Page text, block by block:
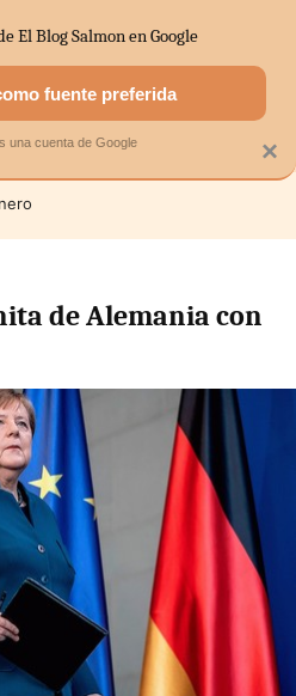
MERCADOS
de Alemania con
×
El Blog Salmon en Google
fuente preferida
una cuenta de Google